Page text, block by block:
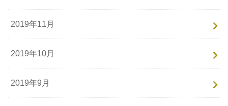
2019年11月
2019年10月
2019年9月